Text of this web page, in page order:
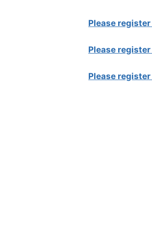
Please
Please
Please